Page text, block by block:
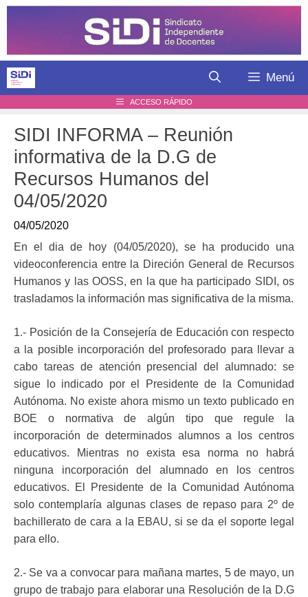
Saltar
Menú
ACCESO RÁPIDO
SIDI INFORMA – Reunión
informativa de la D.G de
Recursos Humanos del
04/05/2020
04/05/2020
En el dia de hoy (04/05/2020), se ha producido una
videoconferencia entre la Direción General de Recursos
Humanos y las OOSS, en la que ha participado SIDI, os
trasladamos la información mas significativa de la misma.
1.- Posición de la Consejería de Educación con respecto
a la posible incorporación del profesorado para llevar a
cabo tareas de atención presencial del alumnado: se
sigue lo indicado por el Presidente de la Comunidad
Autónoma. No existe ahora mismo un texto publicado en
BOE o normativa de algún tipo que regule la
incorporación de determinados alumnos a los centros
educativos. Mientras no exista esa norma no habrá
ninguna incorporación del alumnado en los centros
educativos. El Presidente de la Comunidad Autónoma
solo contemplaría algunas clases de repaso para 2º de
bachillerato de cara a la EBAU, si se da el soporte legal
para ello.
2.- Se va a convocar para mañana martes, 5 de mayo, un
grupo de trabajo para elaborar una Resolución de la D.G